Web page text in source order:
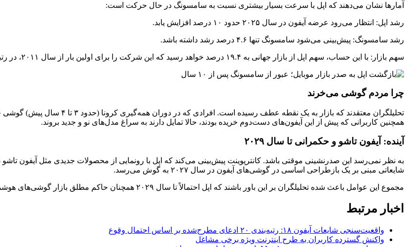
آمارها نشان می‌دهند که اپل با سرعت بسیار بیشتری نسبت به سامسونگ در حال حرکت است:
رشد اپل: انتظار می‌رود عرضه آیفون در سال ۲۰۲۵ حدود ۱۰ درصد افزایش یابد.
رشد سامسونگ: پیش‌بینی می‌شود سامسونگ تنها ۴.۶ درصد رشد داشته باشد.
سهم بازار: با این حساب، سهم اپل از بازار جهانی به ۱۹.۴ درصد خواهد رسید که این شرکت را برای اولین بار از سال ۲۰۱۱، در رتبه اول قرار می‌دهد.
چرا مردم گوشی می‌خرند
تحلیلگران معتقدند که بازار به یک
همچنین کاربرانی که پیش از این آیفون‌های دست‌دوم خریده بودند، حالا تمایل دارند به سراغ مدل‌های نو و جدید بروند.
آینده: آیفون تاشو و حکمرانی تا سال ۲۰۲۹
شایعاتی مبنی بر یک بازطراحی اساسی در گوشی‌های آیفون در سال ۲۰۲۷ به گوش می‌رسد.
مجموع این عوامل باعث شده تحلیلگران بر این باور باشند که اپل احتمالاً تا سال ۲۰۲۹ همچنان حاکم مطلق بازار گوشی‌های هوشمند باقی خواهد ماند.
اخبار مرتبط
واقعیت‌سنجی شایعات آیفون ۱۸: رتبه‌بندی ۲۰ ادعای مطرح‌شده بر اساس احتمال وقوع
واکنش گسترده کاربران به طرح اینترنت ویژه برخی مشاغل